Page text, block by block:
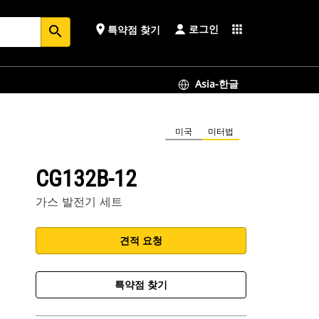
search place 특약점 찾기 로그인 apps
Asia-한글
미국 미터법
CG132B-12
가스 발전기 세트
견적 요청
특약점 찾기